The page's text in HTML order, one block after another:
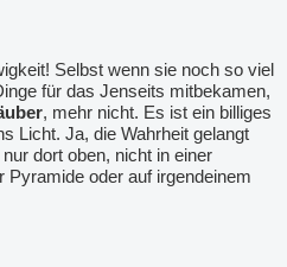
Selbst wenn sie noch so viel
für das Jenseits mitbekamen,
, mehr nicht. Es ist ein billiges
Licht. Ja, die Wahrheit gelangt
dort oben, nicht in einer
oder auf irgendeinem